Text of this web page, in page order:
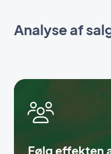
Analyse af
Følg effekten